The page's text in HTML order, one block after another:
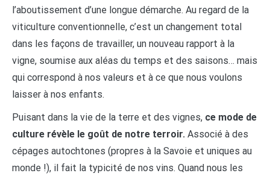
l’aboutissement d’une longue démarche. Au regard de la
viticulture conventionnelle, c’est un changement total
dans les façons de travailler, un nouveau rapport à la
vigne, soumise aux aléas du temps et des saisons… mais
qui correspond à nos valeurs et à ce que nous voulons
laisser à nos enfants.
Puisant dans la vie de la terre et des vignes, ce mode de
culture révèle le goût de notre terroir. Associé à des
cépages autochtones (propres à la Savoie et uniques au
monde !), il fait la typicité de nos vins. Quand nous les